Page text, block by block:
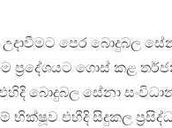
පෙර බොදුබල
ප්‍රදේශයට ගොස් කළ
බොදුබල සේනා
භික්ෂූව එහීදි සිදුකල ප්‍රසිද්ධ